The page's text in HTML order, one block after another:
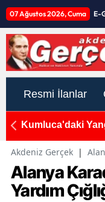
07 Ağustos 2026, Cuma E-
Resmi İlanlar
Üst Düzey
Akdeniz Gerçek |
Alanya
Yardım